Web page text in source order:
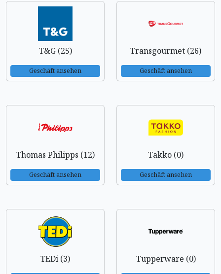
T&G (25)
Geschäft ansehen
Transgourmet (26)
Geschäft ansehen
Thomas Philipps (12)
Geschäft ansehen
Takko (0)
Geschäft ansehen
TEDi (3) Tupperware (0)